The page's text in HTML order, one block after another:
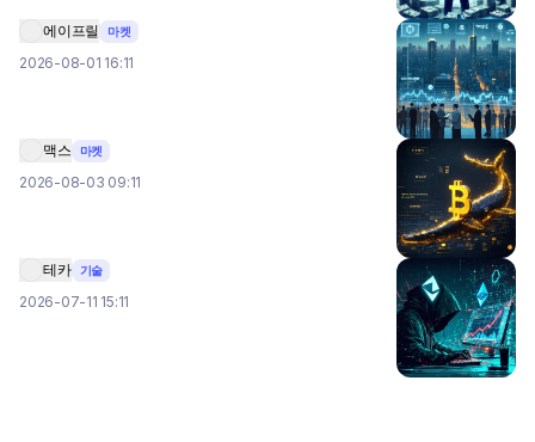
에이프릴 마켓
2026-08-01 16:11
맥스 마켓
2026-08-03 09:11
테카 기술
2026-07-11 15:11